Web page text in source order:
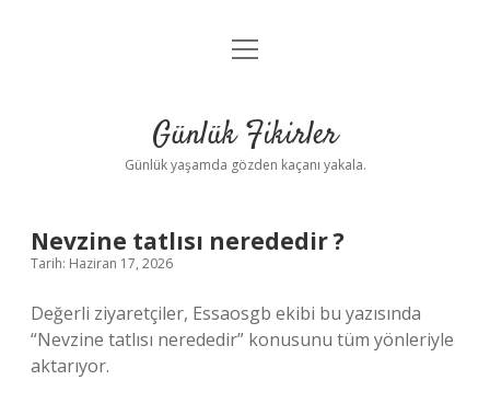
Anasayfa
Yasal Uyarı
menüyü
Günlük Fikirler
Günlük yaşamda gözden kaçanı yakala.
Nevzine tatlısı nerededir ?
Tarih: Haziran 17, 2026
Değerli ziyaretçiler, Essaosgb ekibi bu yazısında
“Nevzine tatlısı nerededir” konusunu tüm yönleriyle
aktarıyor.